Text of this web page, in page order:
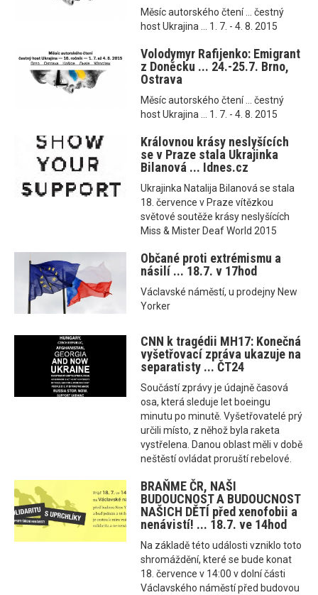
Měsíc autorského čtení ... čestný
host Ukrajina ... 1. 7. - 4. 8. 2015
Volodymyr Rafijenko: Emigrant
z Doněcku ... 24.-25.7. Brno,
Ostrava
Měsíc autorského čtení ... čestný
host Ukrajina ... 1. 7. - 4. 8. 2015
Královnou krásy neslyšících
se v Praze stala Ukrajinka
Bilanová ... Idnes.cz
Ukrajinka Natalija Bilanová se stala
18. července v Praze vítězkou
světové soutěže krásy neslyšících
Miss & Mister Deaf World 2015
Občané proti extrémismu a
násilí ... 18.7. v 17hod
Václavské náměstí, u prodejny New
Yorker
CNN k tragédii MH17: Konečná
vyšetřovací zpráva ukazuje na
separatisty ... ČT24
Součástí zprávy je údajně časová
osa, která sleduje let boeingu
minutu po minutě. Vyšetřovatelé prý
určili místo, z něhož byla raketa
vystřelena. Danou oblast měli v době
neštěstí ovládat proruští rebelové.
BRAŇME ČR, NAŠI
BUDOUCNOST A BUDOUCNOST
NAŠICH DĚTÍ před xenofobii a
nenávistí! ... 18.7. ve 14hod
Na základě této události vzniklo toto
shromáždění, které se bude konat
18. července v 14:00 v dolní části
Václavského náměstí před budovou